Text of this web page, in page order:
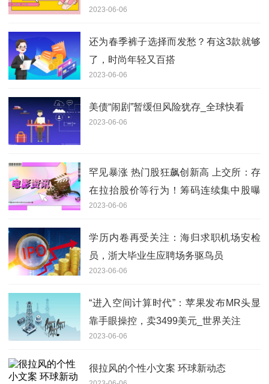
2023-06-06
还为春季裤子选择而发愁？有这3款就够
了，时尚年轻又百搭
2023-06-06
美债“闹剧”暂缓但风险犹存_全球快看
2023-06-06
罕见暴涨 热门股狂飙创新高 上交所：存
在拉抬股价等行为！筹码连续集中股曝
光
2023-06-06
学历内卷再受关注：海归求职机场安检
员，浙大毕业生应聘场务驱鸟员
2023-06-06
“进入空间计算时代”：苹果发布MR头显
靠手眼操控，卖3499美元_世界关注
2023-06-06
很拉风的个性小文案 环球新动态